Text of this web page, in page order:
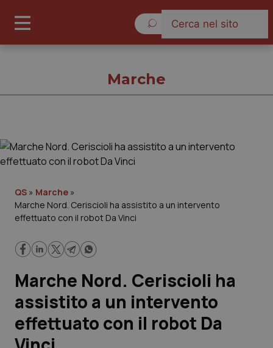
Governo e Parlamento
Regioni e Asl
Lavoro e Professioni
Scienza e Farmaci
Studi e Analisi
Marche
QS » Marche »
Marche Nord. Ceriscioli ha assistito a un intervento
effettuato con il robot Da Vinci
Marche Nord. Ceriscioli ha
assistito a un intervento
effettuato con il robot Da